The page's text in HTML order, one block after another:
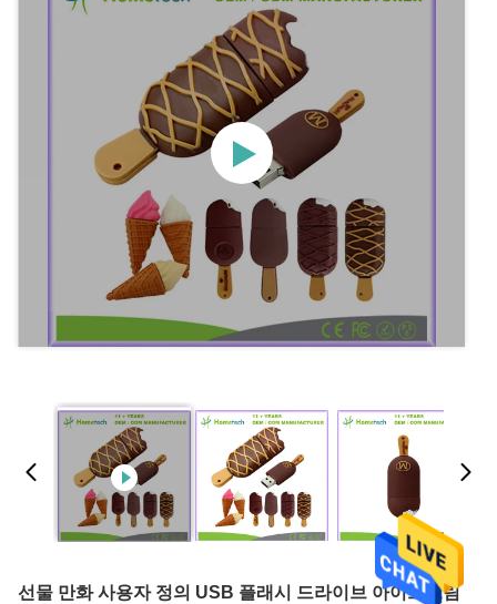
선물 만화 사용자 정의 USB 플래시 드라이브 아이스크림